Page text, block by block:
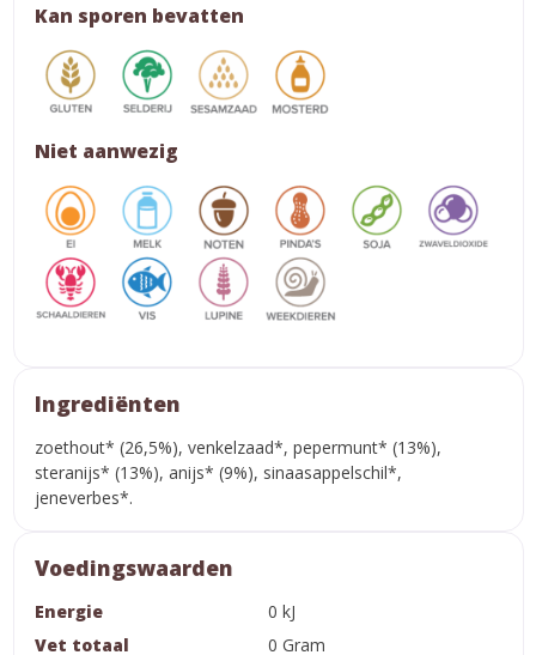
Kan sporen bevatten
Niet aanwezig
Ingrediënten
zoethout* (26,5%), venkelzaad*, pepermunt* (13%),
steranijs* (13%), anijs* (9%), sinaasappelschil*,
jeneverbes*.
Voedingswaarden
Energie
0 kJ
Vet totaal
0 Gram